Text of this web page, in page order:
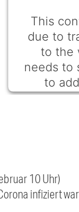
This
due to
to the
needs to
to
10 Uhr)
infiziert